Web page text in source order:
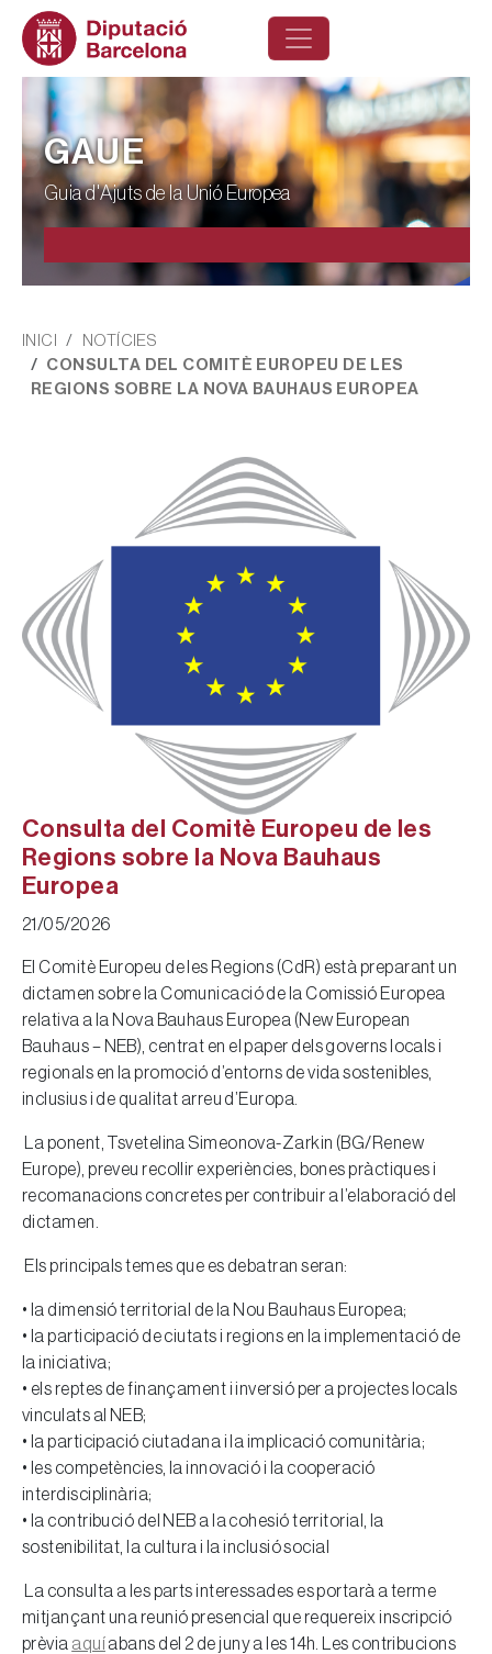
Vés al contingut
GAUE
Guia d'Ajuts de la Unió Europea
Fil d'ariadna
INICI
NOTÍCIES
CONSULTA DEL COMITÈ EUROPEU DE LES
REGIONS SOBRE LA NOVA BAUHAUS EUROPEA
Consulta del Comitè Europeu de les
Regions sobre la Nova Bauhaus
Europea
21/05/2026
El Comitè Europeu de les Regions (CdR) està preparant un
dictamen sobre la Comunicació de la Comissió Europea
relativa a la Nova Bauhaus Europea (New European
Bauhaus – NEB), centrat en el paper dels governs locals i
regionals en la promoció d’entorns de vida sostenibles,
inclusius i de qualitat arreu d’Europa.
La ponent, Tsvetelina Simeonova-Zarkin (BG/Renew
Europe), preveu recollir experiències, bones pràctiques i
recomanacions concretes per contribuir a l’elaboració del
dictamen.
Els principals temes que es debatran seran:
• la dimensió territorial de la Nou Bauhaus Europea;
• la participació de ciutats i regions en la implementació de
la iniciativa;
• els reptes de finançament i inversió per a projectes locals
vinculats al NEB;
• la participació ciutadana i la implicació comunitària;
• les competències, la innovació i la cooperació
interdisciplinària;
• la contribució del NEB a la cohesió territorial, la
sostenibilitat, la cultura i la inclusió social
La consulta a les parts interessades es portarà a terme
mitjançant una reunió presencial que requereix inscripció
prèvia aquí abans del 2 de juny a les 14h. Les contribucions